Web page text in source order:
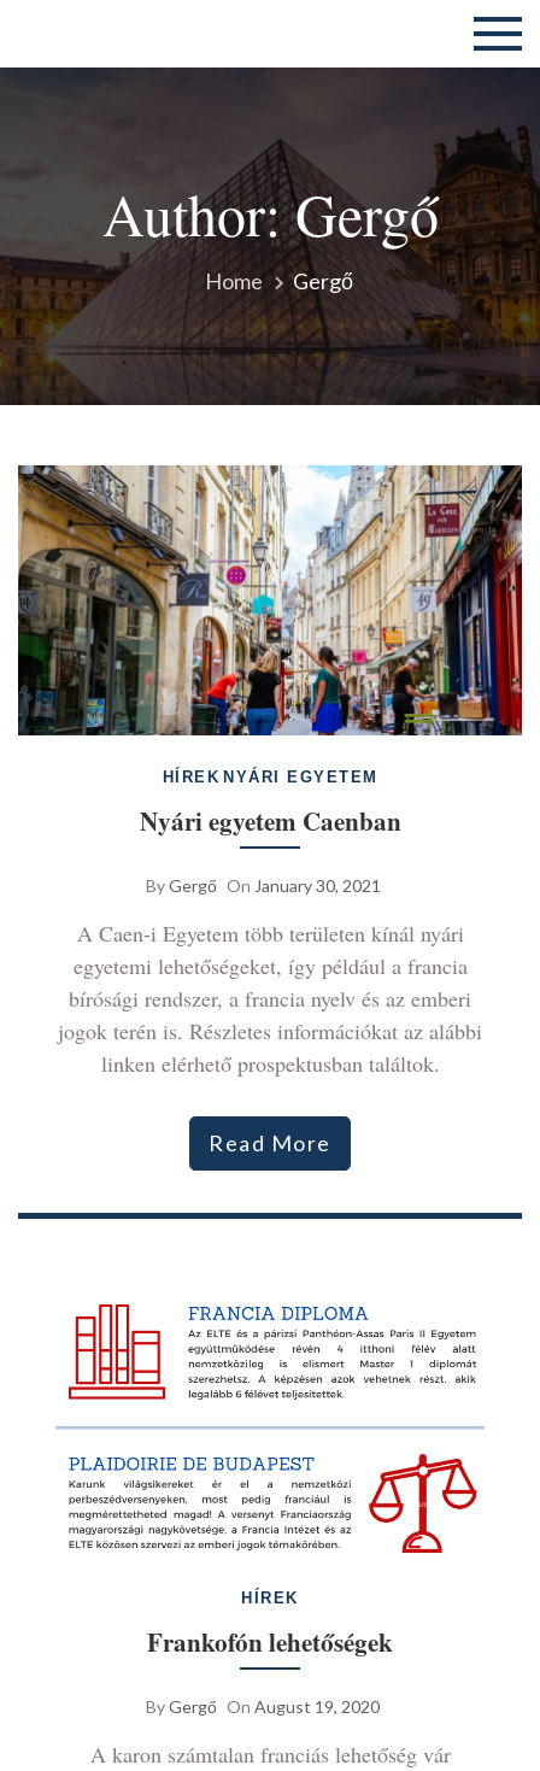
Author:Gergő
Home Gergő
HÍREK NYÁRI EGYETEM
Nyári egyetem Caenban
ByGergő On January 30, 2021
A Caen-i Egyetem több területen kínál nyári
egyetemi lehetőségeket, így például a francia
bírósági rendszer, a francia nyelv és az emberi
jogok terén is. Részletes információkat az alábbi
linken elérhető prospektusban találtok.
Read More
HÍREK
Frankofón lehetőségek
ByGergő On August 19, 2020
A karon számtalan franciás lehetőség vár